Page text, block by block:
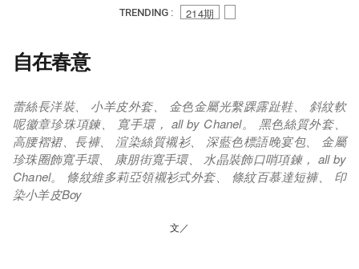
TRENDING : 214期
自在春意
蕾絲長洋裝、 小羊皮外套、 金色金屬光繫踝露趾鞋、 斜紋軟
呢徽章珍珠項鍊、 寬手環， all by Chanel。 黑色絲質外套、
高腰褶裙、長褲、 渲染絲質襯衫、 深藍色標語晚宴包、 金屬
珍珠圈飾寬手環、 康朋街寬手環、 水晶裝飾口哨項鍊， all by
Chanel。 條紋維多莉亞領襯衫式外套、 條紋百慕達短褲、 印
染小羊皮Boy
文／